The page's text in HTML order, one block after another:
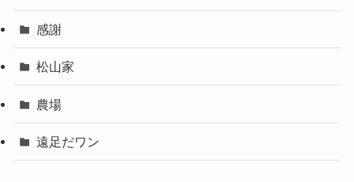
感謝
松山家
農場
遠足だワン